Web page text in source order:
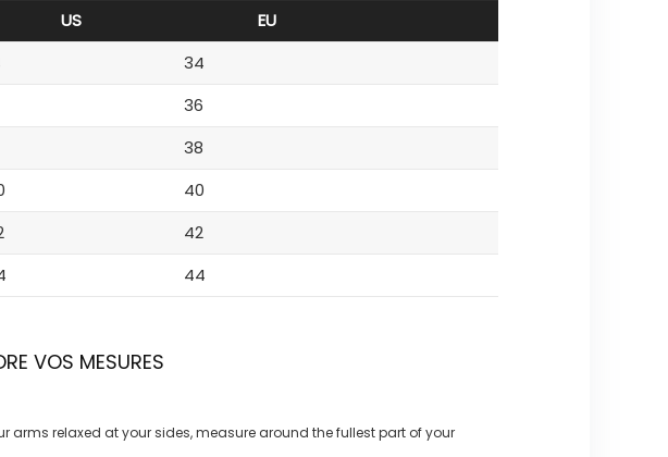
US
EU
34
36
38
40
42
44
VOS MESURES
arms relaxed at your sides, measure around the fullest part of your